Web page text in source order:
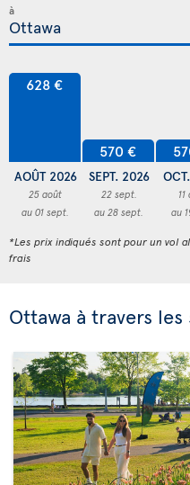
à
628 €
AOÛT 2026
25 août
au 01 sept.
570 €
SEPT. 2026
22 sept.
au 28 sept.
11
au
*Les prix indiqués sont pour un vol
frais
Ottawa à travers les